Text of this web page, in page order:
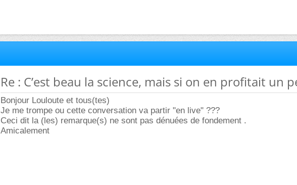
Re : C’est beau la science, mais si on en profitait un
Bonjour Louloute et tous(tes)
Je me trompe ou cette conversation va partir "en live" ???
Ceci dit la (les) remarque(s) ne sont pas dénuées de fondement .
Amicalement